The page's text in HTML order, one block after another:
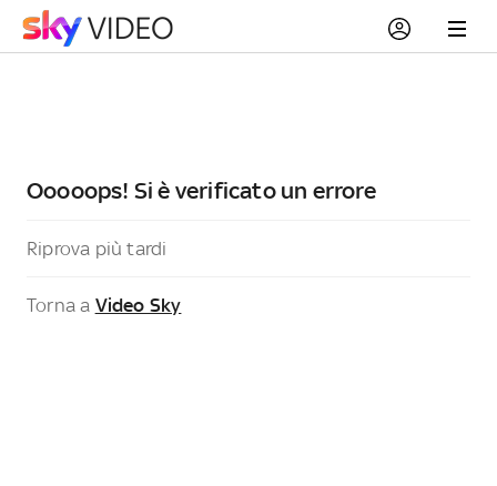
Ooooops! Si è verificato un errore
Riprova più tardi
Torna a Video Sky